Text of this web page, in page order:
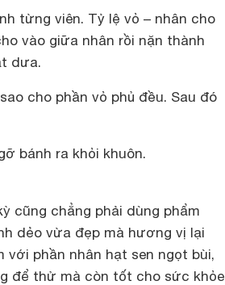
từng viên. Tỷ lệ vỏ – nhân cho
vào giữa nhân rồi nặn thành
dưa.
cho phần vỏ phủ đều. Sau đó
bánh ra khỏi khuôn.
cũng chẳng phải dùng phẩm
dẻo vừa đẹp mà hương vị lại
phần nhân hạt sen ngọt bùi,
để thử mà còn tốt cho sức khỏe